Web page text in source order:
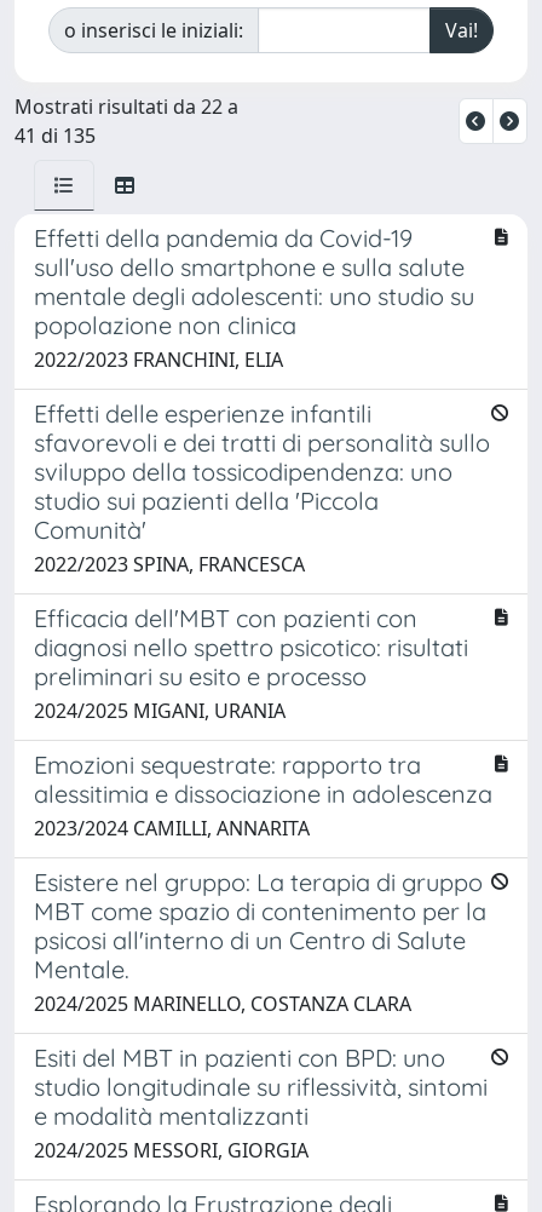
o inserisci le iniziali:
Mostrati risultati da 22 a
41 di 135
Effetti della pandemia da Covid-19
sull'uso dello smartphone e sulla salute
mentale degli adolescenti: uno studio su
popolazione non clinica
2022/2023 FRANCHINI, ELIA
Effetti delle esperienze infantili
sfavorevoli e dei tratti di personalità sullo
sviluppo della tossicodipendenza: uno
studio sui pazienti della 'Piccola
Comunità'
2022/2023 SPINA, FRANCESCA
Efficacia dell'MBT con pazienti con
diagnosi nello spettro psicotico: risultati
preliminari su esito e processo
2024/2025 MIGANI, URANIA
Emozioni sequestrate: rapporto tra
alessitimia e dissociazione in adolescenza
2023/2024 CAMILLI, ANNARITA
Esistere nel gruppo: La terapia di gruppo
MBT come spazio di contenimento per la
psicosi all'interno di un Centro di Salute
Mentale.
2024/2025 MARINELLO, COSTANZA CLARA
Esiti del MBT in pazienti con BPD: uno
studio longitudinale su riflessività, sintomi
e modalità mentalizzanti
2024/2025 MESSORI, GIORGIA
Esplorando la Frustrazione degli